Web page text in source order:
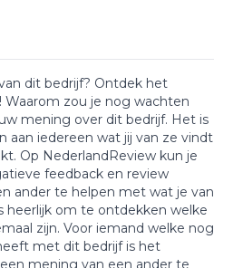
dit bedrijf? Ontdek het
Waarom zou je nog wachten
mening over dit bedrijf. Het is
aan iedereen wat jij van ze vindt
Op NederlandReview kun je
feedback en review
ander te helpen met wat je van
heerlijk om te ontdekken welke
zijn. Voor iemand welke nog
met dit bedrijf is het
mening van een ander te